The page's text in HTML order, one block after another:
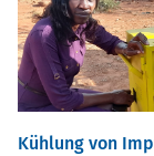
Kühlung von